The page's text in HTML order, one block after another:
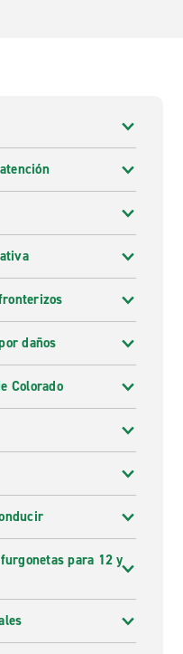
daños
Colorado
para 12 y